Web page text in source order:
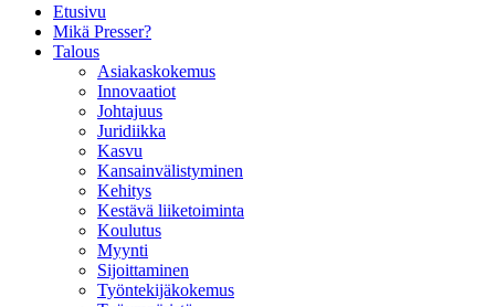
Etusivu
Mikä Presser?
Talous
Asiakaskokemus
Innovaatiot
Johtajuus
Juridiikka
Kasvu
Kansainvälistyminen
Kehitys
Kestävä liiketoiminta
Koulutus
Myynti
Sijoittaminen
Työntekijäkokemus